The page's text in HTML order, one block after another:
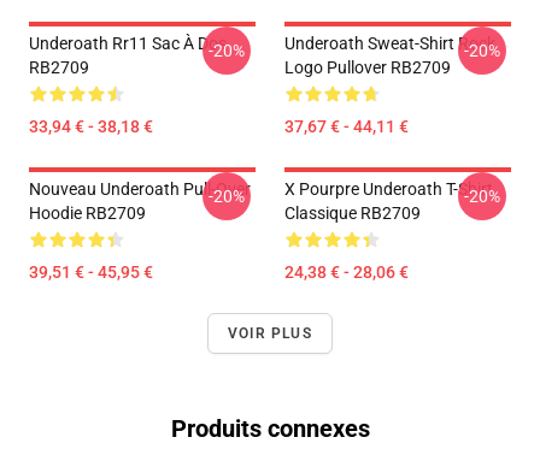
Underoath Rr11 Sac À Dos
RB2709
33,94 € - 38,18 €
-20%
Underoath Sweat-Shirt Rock
Logo Pullover RB2709
37,67 € - 44,11 €
-20%
Nouveau Underoath Pull-Over
Hoodie RB2709
39,51 € - 45,95 €
-20%
X Pourpre Underoath T-Shirt
Classique RB2709
24,38 € - 28,06 €
-20%
VOIR PLUS
Produits connexes